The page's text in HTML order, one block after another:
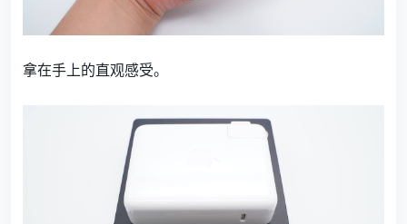
拿在手上的直观感受。